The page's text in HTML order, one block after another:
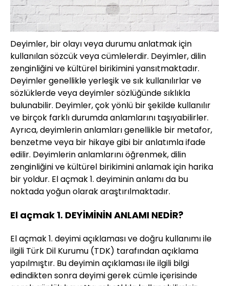
Deyimler, bir olayı veya durumu anlatmak için
kullanılan sözcük veya cümlelerdir. Deyimler, dilin
zenginliğini ve kültürel birikimini yansıtmaktadır.
Deyimler genellikle yerleşik ve sık kullanılırlar ve
sözlüklerde veya deyimler sözlüğünde sıklıkla
bulunabilir. Deyimler, çok yönlü bir şekilde kullanılır
ve birçok farklı durumda anlamlarını taşıyabilirler.
Ayrıca, deyimlerin anlamları genellikle bir metafor,
benzetme veya bir hikaye gibi bir anlatımla ifade
edilir. Deyimlerin anlamlarını öğrenmek, dilin
zenginliğini ve kültürel birikimini anlamak için harika
bir yoldur. El açmak 1. deyiminin anlamı da bu
noktada yoğun olarak araştırılmaktadır.
El açmak 1. DEYİMİNİN ANLAMI NEDİR?
El açmak 1. deyimi açıklaması ve doğru kullanımı ile
ilgili Türk Dil Kurumu (TDK) tarafından açıklama
yapılmıştır. Bu deyimin açıklaması ile ilgili bilgi
edindikten sonra deyimi gerek cümle içerisinde